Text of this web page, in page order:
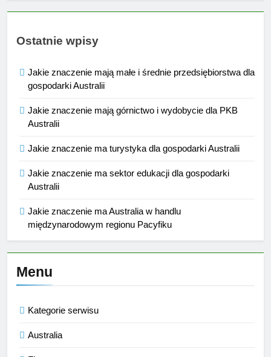
Ostatnie wpisy
Jakie znaczenie mają małe i średnie przedsiębiorstwa dla
gospodarki Australii
Jakie znaczenie mają górnictwo i wydobycie dla PKB
Australii
Jakie znaczenie ma turystyka dla gospodarki Australii
Jakie znaczenie ma sektor edukacji dla gospodarki
Australii
Jakie znaczenie ma Australia w handlu
międzynarodowym regionu Pacyfiku
Menu
Kategorie serwisu
Australia